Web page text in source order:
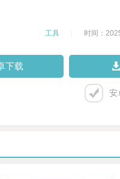
工具 时间：
下载
安